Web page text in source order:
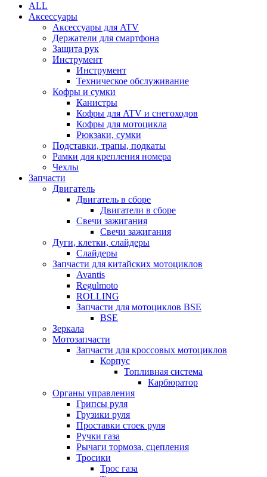
ALL
Аксессуары
Аксессуары для ATV
Держатели для смартфона
Защита рук
Инструмент
Инструмент
Техническое обслуживание
Кофры и сумки
Канистры
Кофры для ATV и снегоходов
Кофры для мотоцикла
Рюкзаки, сумки
Подставки, трапы, подкаты
Рамки для крепления номера
Чехлы
Запчасти
Двигатель
Двигатель в сборе
Двигатели в сборе
Свечи зажигания
Свечи зажигания
Дуги, клетки, слайдеры
Слайдеры
Запчасти для китайских мотоциклов
Avantis
Regulmoto
ROLLING
Запчасти для мотоциклов BSE
BSE
Зеркала
Мотозапчасти
Запчасти для кроссовых мотоциклов
Корпус
Топливная система
Карбюратор
Органы управления
Грипсы руля
Грузики руля
Проставки стоек руля
Ручки газа
Рычаги тормоза, сцепления
Тросики
Трос газа